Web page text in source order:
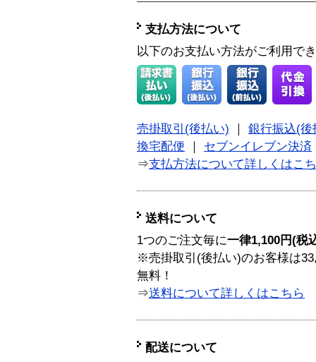
支払方法について
以下のお支払い方法がご利用で
売掛取引(後払い)
銀行振込(後
換宅配便
セブンイレブン決済
⇒支払方法について詳しくはこ
送料について
1つのご注文毎に一律1,100円(税
※売掛取引(後払い)のお客様は
無料！
⇒送料について詳しくはこちら
配送について